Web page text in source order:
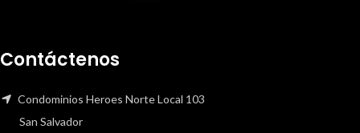
Contáctenos
Condominios Heroes Norte Local 103
San Salvador